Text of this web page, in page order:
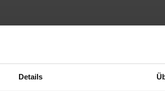
Details
6, 35708, Haiger, Deutschland |